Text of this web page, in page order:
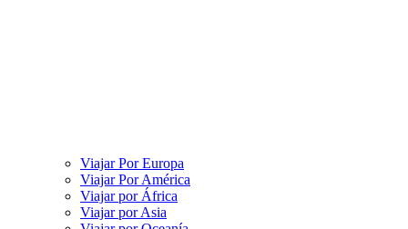
Viajar Por Europa
Viajar Por América
Viajar por África
Viajar por Asia